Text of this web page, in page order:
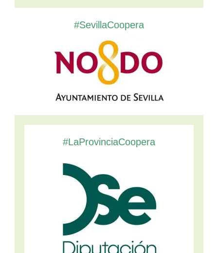
#SevillaCoopera
#LaProvinciaCoopera